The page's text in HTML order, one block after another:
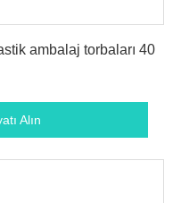
ambalaj torbaları 40
Alın